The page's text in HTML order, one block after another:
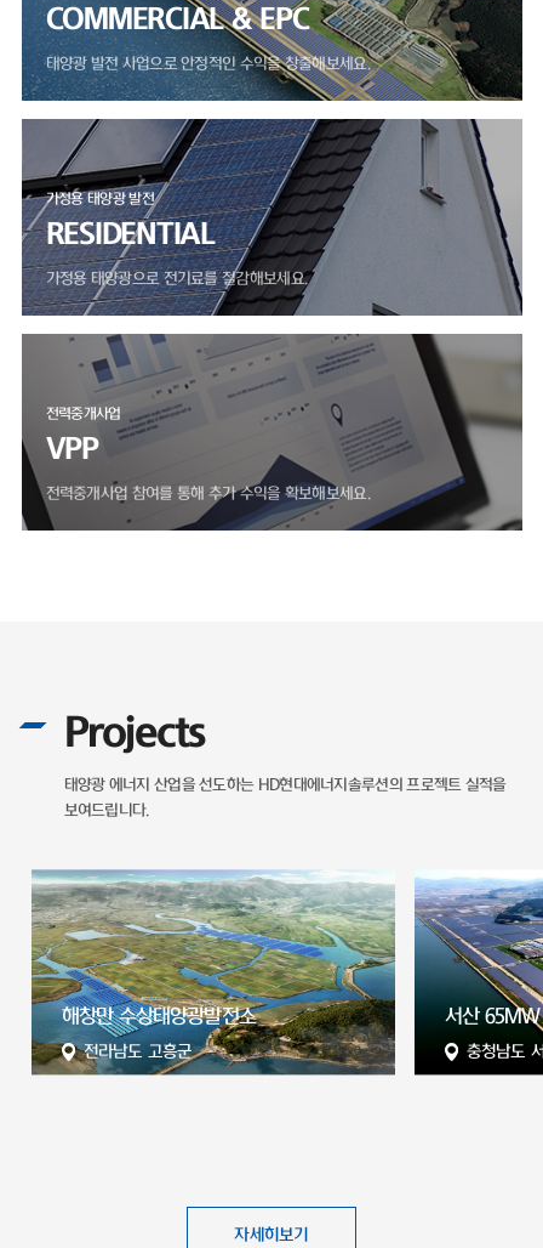
COMMERCIAL & EPC
태양광 발전 사업으로 안정적인 수익을 창출해보세요.
가정용 태양광 발전
RESIDENTIAL
가정용 태양광으로 전기료를 절감해보세요.
전력중개사업
VPP
전력중개사업 참여를 통해 추가 수익을 확보해보세요.
Projects
태양광 에너지 산업을 선도하는 HD현대에너지솔루션의 프로젝트 실적을
보여드립니다.
자세히보기
해창만 수상태양광발전소
전라남도 고흥군
서산 65MW
충청남도